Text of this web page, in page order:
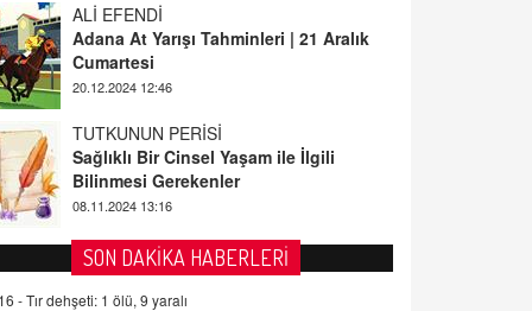
ALİ EFENDİ
Adana At Yarışı Tahminleri | 21 Aralık
Cumartesi
20.12.2024 12:46
TUTKUNUN PERİSİ
Sağlıklı Bir Cinsel Yaşam ile İlgili
Bilinmesi Gerekenler
08.11.2024 13:16
FARUK ÖNALAN
Tezkere Onaylanmasaydı…
2 Kasım 2021 Salı 00:11
SON DAKİKA HABERLERİ
-Tır dehşeti: 1 ölü, 9 yaralı